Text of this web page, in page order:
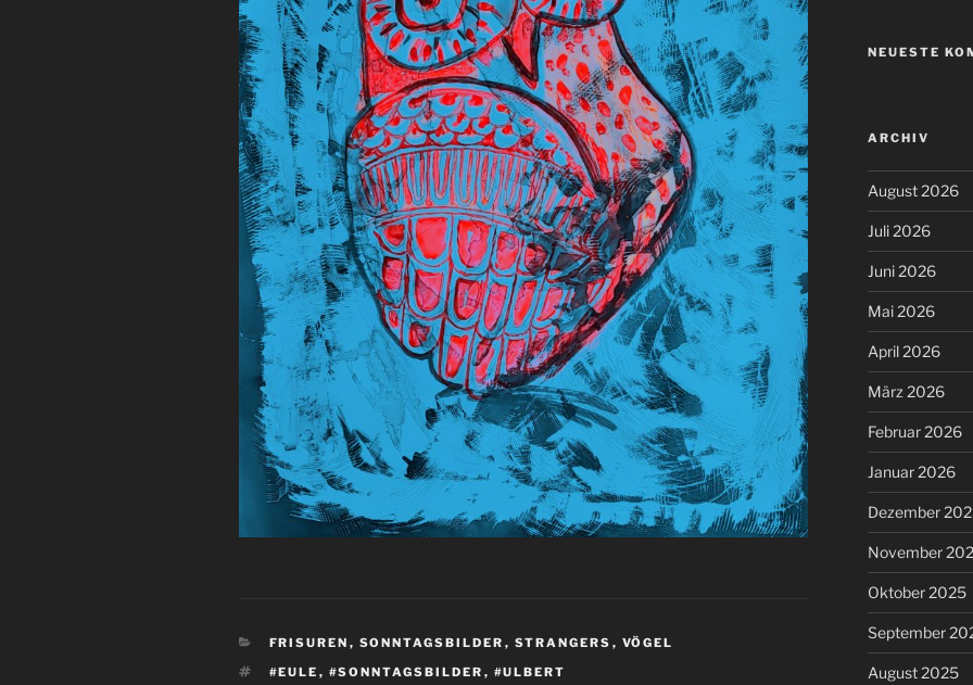
KATEGORIEN
FRISUREN , SONNTAGSBILDER , STRANGERS , VÖGEL
SCHLAGWÖRTER
#EULE , #SONNTAGSBILDER , #ULBERT
NEUESTE
ARCHIV
August 2026
Juli 2026
Juni 2026
Mai 2026
April 2026
März 2026
Februar 2026
Januar 2026
Dezember
November
Oktober 2025
September
August 2025